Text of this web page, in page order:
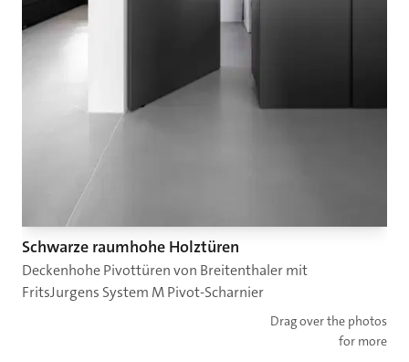
Schwarze raumhohe Holztüren
Deckenhohe Pivottüren von Breitenthaler mit
FritsJurgens System M Pivot-Scharnier
Drag over the photos
for more